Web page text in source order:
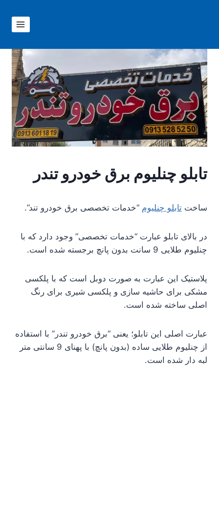
تابلو چنلیوم برق خودرو تندر
ساخت تابلو چنلیوم “خدمات تخصصی برق خودرو تند”.
در بالای تابلو عبارت “خدمات تخصصی” وجود دارد که با
چنلیوم طلایی 9 سانت بدون پانچ برجسته شده است.
پلاستیک این عبارت به صورت دوبل است که با پلکسی
مشکی برای حاشیه سازی و پلکسی شیری برای رنگ
اصلی ساخته شده است.
عبارت اصلی این تابلو؛ یعنی “برق خودرو تندر” با استفاده
از چنلیوم طلایی ساده (بدون پانچ) با پهنای 9 سانتی متر
لبه دار شده است.